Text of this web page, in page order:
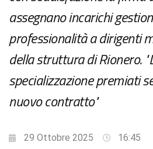
assegnano incarichi
professionalità a dirigenti
della struttura di Rionero.
specializzazione premiati
nuovo contratto"
29 Ottobre 2025
16:45